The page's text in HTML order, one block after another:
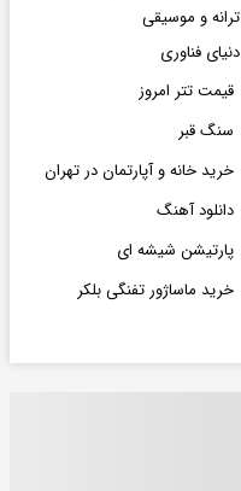
ترانه و موسیقی
دنیای فناوری
قیمت تتر امروز
سنگ قبر
خرید خانه و آپارتمان در تهران
دانلود آهنگ
پارتیشن شیشه ای
خرید ماساژور تفنگی بلکر